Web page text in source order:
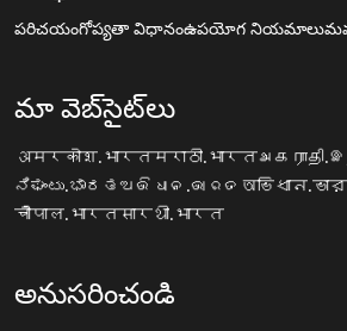
పరిచయంగోప్యతా విధానంఉపయోగ నియమాలు
మా వెబ్‌సైట్‌లు
अमरकोश.भारतमराठी.भारत
ನಿಘಂಟು.ಭಾರತ ଅଭିଧାନ.ଭାରତ
चौपाल.भारतसारथी.भारत
అనుసరించండి